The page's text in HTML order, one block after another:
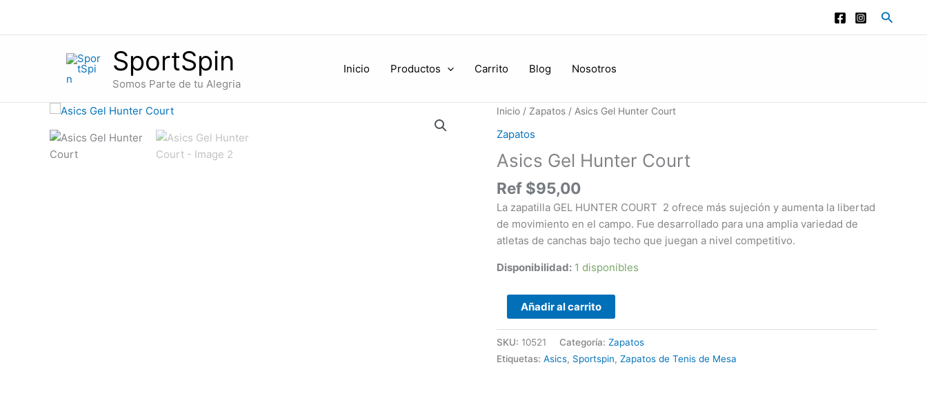
Buscar
SportSpin
Somos Parte de tu Alegria
Inicio Productos Carrito Blog Nosotros
Inicio / Zapatos / Asics Gel Hunter Court
Zapatos
Asics Gel Hunter Court
Ref $95,00
La zapatilla GEL HUNTER COURT 2 ofrece más sujeción y aumenta la libertad
de movimiento en el campo. Fue desarrollado para una amplia variedad de
atletas de canchas bajo techo que juegan a nivel competitivo.
Disponibilidad: 1 disponibles
Asics
Hunter
Court
Añadir al carrito
SKU: 10521 Categoría: Zapatos
Etiquetas: Asics, Sportspin, Zapatos de Tenis de Mesa